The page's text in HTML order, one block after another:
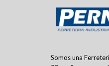
Somos una